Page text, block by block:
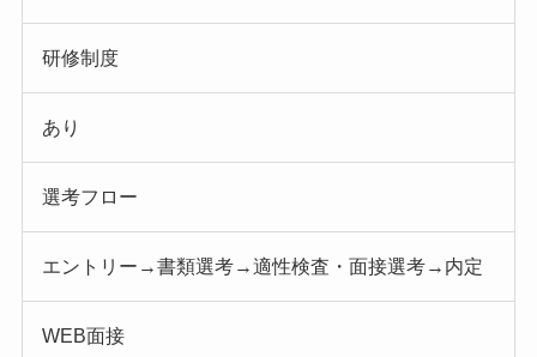
研修制度
あり
選考フロー
エントリー→書類選考→適性検査・面接選考→内定
WEB面接